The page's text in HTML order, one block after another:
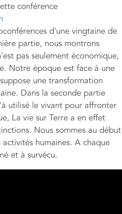
conférence
d'une vingtaine de
partie, nous montrons
pas seulement économique,
Notre époque est face à une
une transformation
Dans la seconde partie
utilisé le vivant pour affronter
La vie sur Terre a en effet
Nous sommes au début
humaines. A chaque
et à survécu.